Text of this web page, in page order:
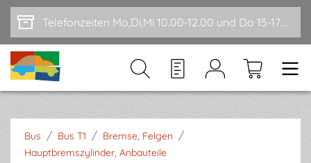
Zum Hauptinhalt springen Telefonzeiten Mo,Di,Mi 10.00-12.00 und Do 15-17.00
Bus / Bus T1 / Bremse, Felgen /
Hauptbremszylinder, Anbauteile